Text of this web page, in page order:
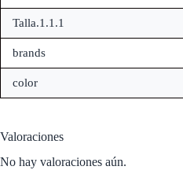
Talla.1.1.1
brands
color
Valoraciones
No hay valoraciones aún.